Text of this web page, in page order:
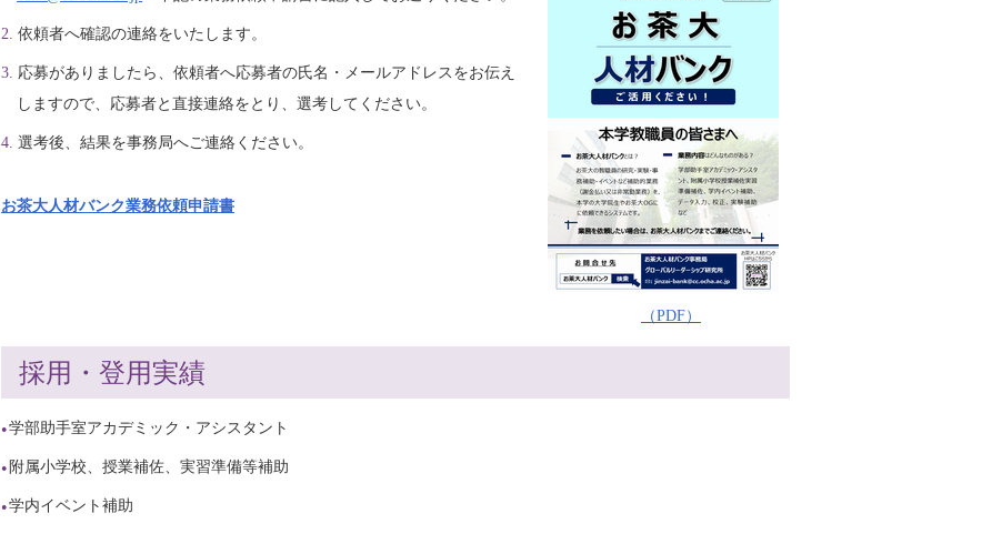
（PDF）
依頼者へ確認の連絡をいたします。
応募がありましたら、依頼者へ応募者の氏名・メールアドレスをお伝え
しますので、応募者と直接連絡をとり、選考してください。
選考後、結果を事務局へご連絡ください。
お茶大人材バンク業務依頼申請書
採用・登用実績
学部助手室アカデミック・アシスタント
附属小学校、授業補佐、実習準備等補助
学内イベント補助